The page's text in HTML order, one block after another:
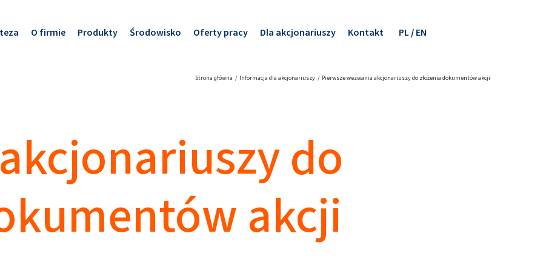
O firmie Produkty Środowisko Oferty pracy Dla akcjonariuszy Kontakt PL EN
Strona główna Informacja dla akcjonariuszy Pierwsze wezwania akcjonariuszy do złożenia dokumentów akcji
do
akcji